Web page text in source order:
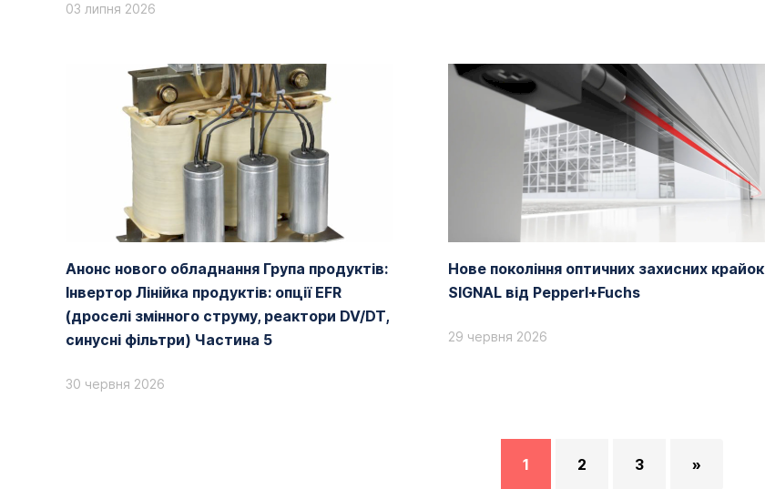
03 липня 2026
Анонс нового обладнання Група продуктів:
Інвертор Лінійка продуктів: опції EFR
(дроселі змінного струму, реактори DV/DT,
синусні фільтри) Частина 5
30 червня 2026
Нове покоління оптичних захисних крайок
SIGNAL від Pepperl+Fuchs
29 червня 2026
1 2 3 »